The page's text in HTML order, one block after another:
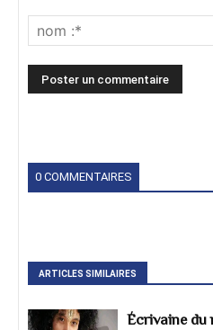
0 COMMENTAIRES
ARTICLES SIMILAIRES
Écrivaine du